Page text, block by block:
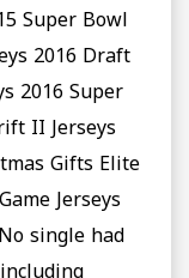
Super Bowl
2016 Draft
2016 Super
II Jerseys
Gifts Elite
Jerseys
single had